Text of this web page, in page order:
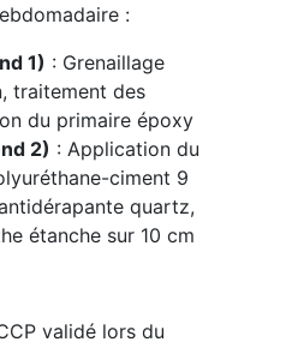
:
1) : Grenaillage
traitement des
du primaire époxy
2) : Application du
ciment 9
quartz,
étanche sur 10 cm
validé lors du